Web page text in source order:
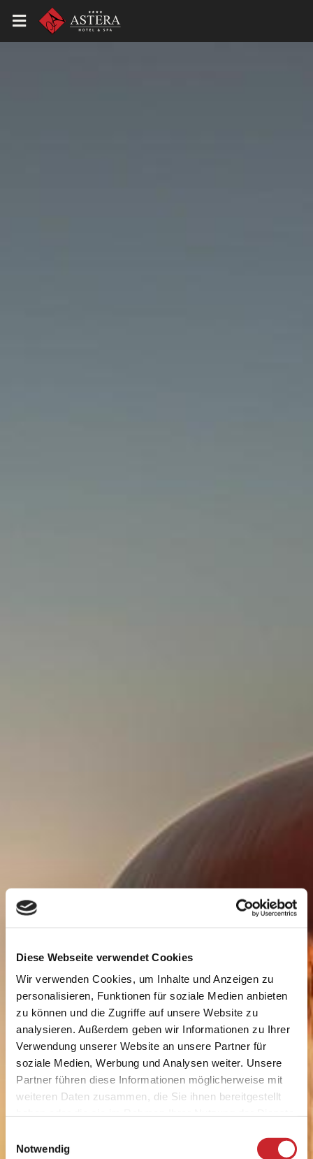
Diese Webseite verwendet Cookies
Wir verwenden Cookies, um Inhalte und Anzeigen zu
personalisieren, Funktionen für soziale Medien anbieten
zu können und die Zugriffe auf unsere Website zu
analysieren. Außerdem geben wir Informationen zu Ihrer
Verwendung unserer Website an unsere Partner für
soziale Medien, Werbung und Analysen weiter. Unsere
Partner führen diese Informationen möglicherweise mit
weiteren Daten zusammen, die Sie ihnen bereitgestellt
Notwendig